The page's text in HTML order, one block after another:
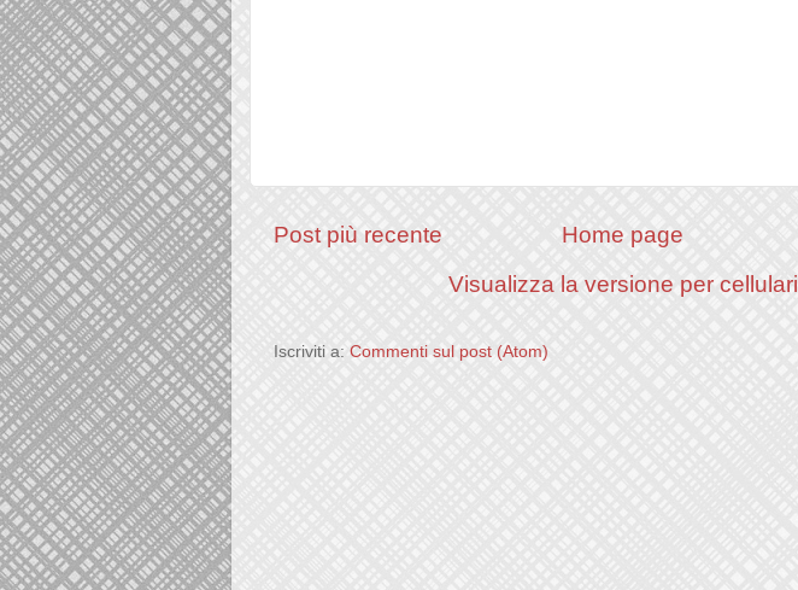
Post più recente
Home page
Visualizza la versione per cellulari
Iscriviti a: Commenti sul post (Atom)